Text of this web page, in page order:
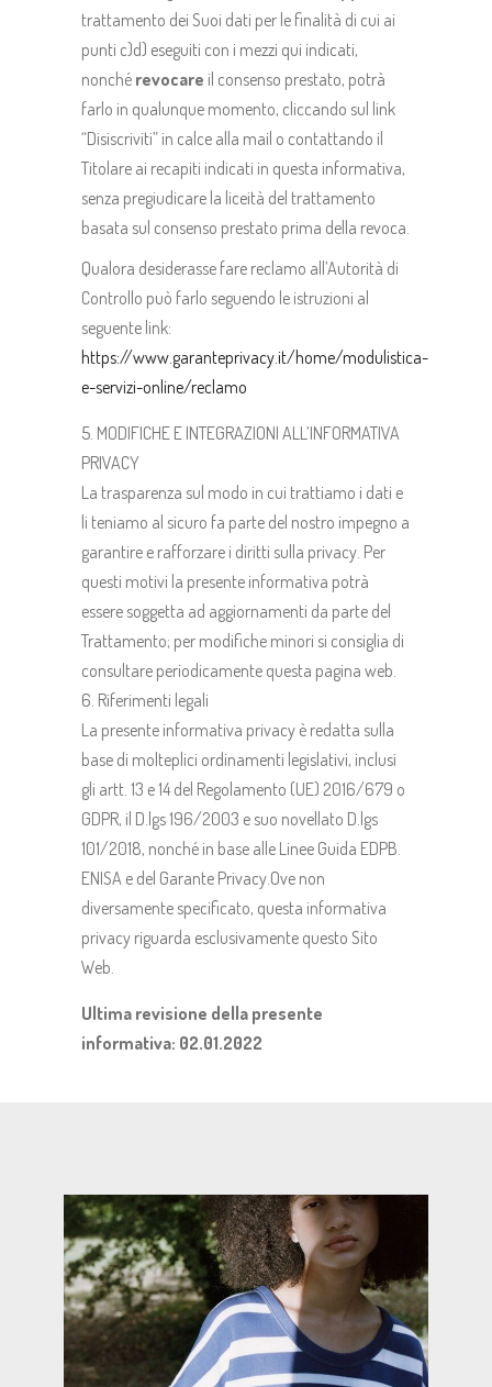
trattamento dei Suoi dati per le finalità di cui ai
punti c)d) eseguiti con i mezzi qui indicati,
nonché revocare il consenso prestato, potrà
farlo in qualunque momento, cliccando sul link
“Disiscriviti” in calce alla mail o contattando il
Titolare ai recapiti indicati in questa informativa,
senza pregiudicare la liceità del trattamento
basata sul consenso prestato prima della revoca.
Qualora desiderasse fare reclamo all’Autorità di
Controllo può farlo seguendo le istruzioni al
seguente link:
https://www.garanteprivacy.it/home/modulistica-
e-servizi-online/reclamo
MODIFICHE E INTEGRAZIONI ALL’INFORMATIVA
PRIVACY
La trasparenza sul modo in cui trattiamo i dati e
li teniamo al sicuro fa parte del nostro impegno a
garantire e rafforzare i diritti sulla privacy. Per
questi motivi la presente informativa potrà
essere soggetta ad aggiornamenti da parte del
Trattamento; per modifiche minori si consiglia di
consultare periodicamente questa pagina web.
Riferimenti legali
La presente informativa privacy è redatta sulla
base di molteplici ordinamenti legislativi, inclusi
gli artt. 13 e 14 del Regolamento (UE) 2016/679 o
GDPR, il D.lgs 196/2003 e suo novellato D.lgs
101/2018, nonché in base alle Linee Guida EDPB.
ENISA e del Garante Privacy.Ove non
diversamente specificato, questa informativa
privacy riguarda esclusivamente questo Sito
Web.
Ultima revisione della presente
informativa: 02.01.2022